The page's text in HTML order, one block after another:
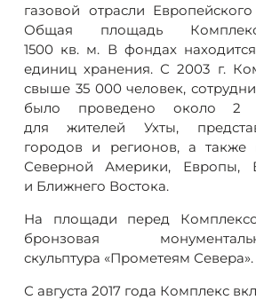
газовой отрасли
Общая площадь
1500 кв. м. В фондах
единиц хранения. С 2003 г.
свыше 35 000 человек,
было проведено около 2
для жителей Ухты,
городов и регионов, а также
Северной Америки, Европы,
и Ближнего Востока.
На площади перед
бронзовая
скульптура «Прометеям Севера».
С августа 2017 года Комплекс